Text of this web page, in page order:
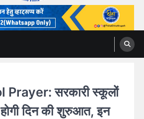
Chhattisgarh
जन-जन के
Prayer: सरकारी स्कूलों
दिन की शुरुआत, इन